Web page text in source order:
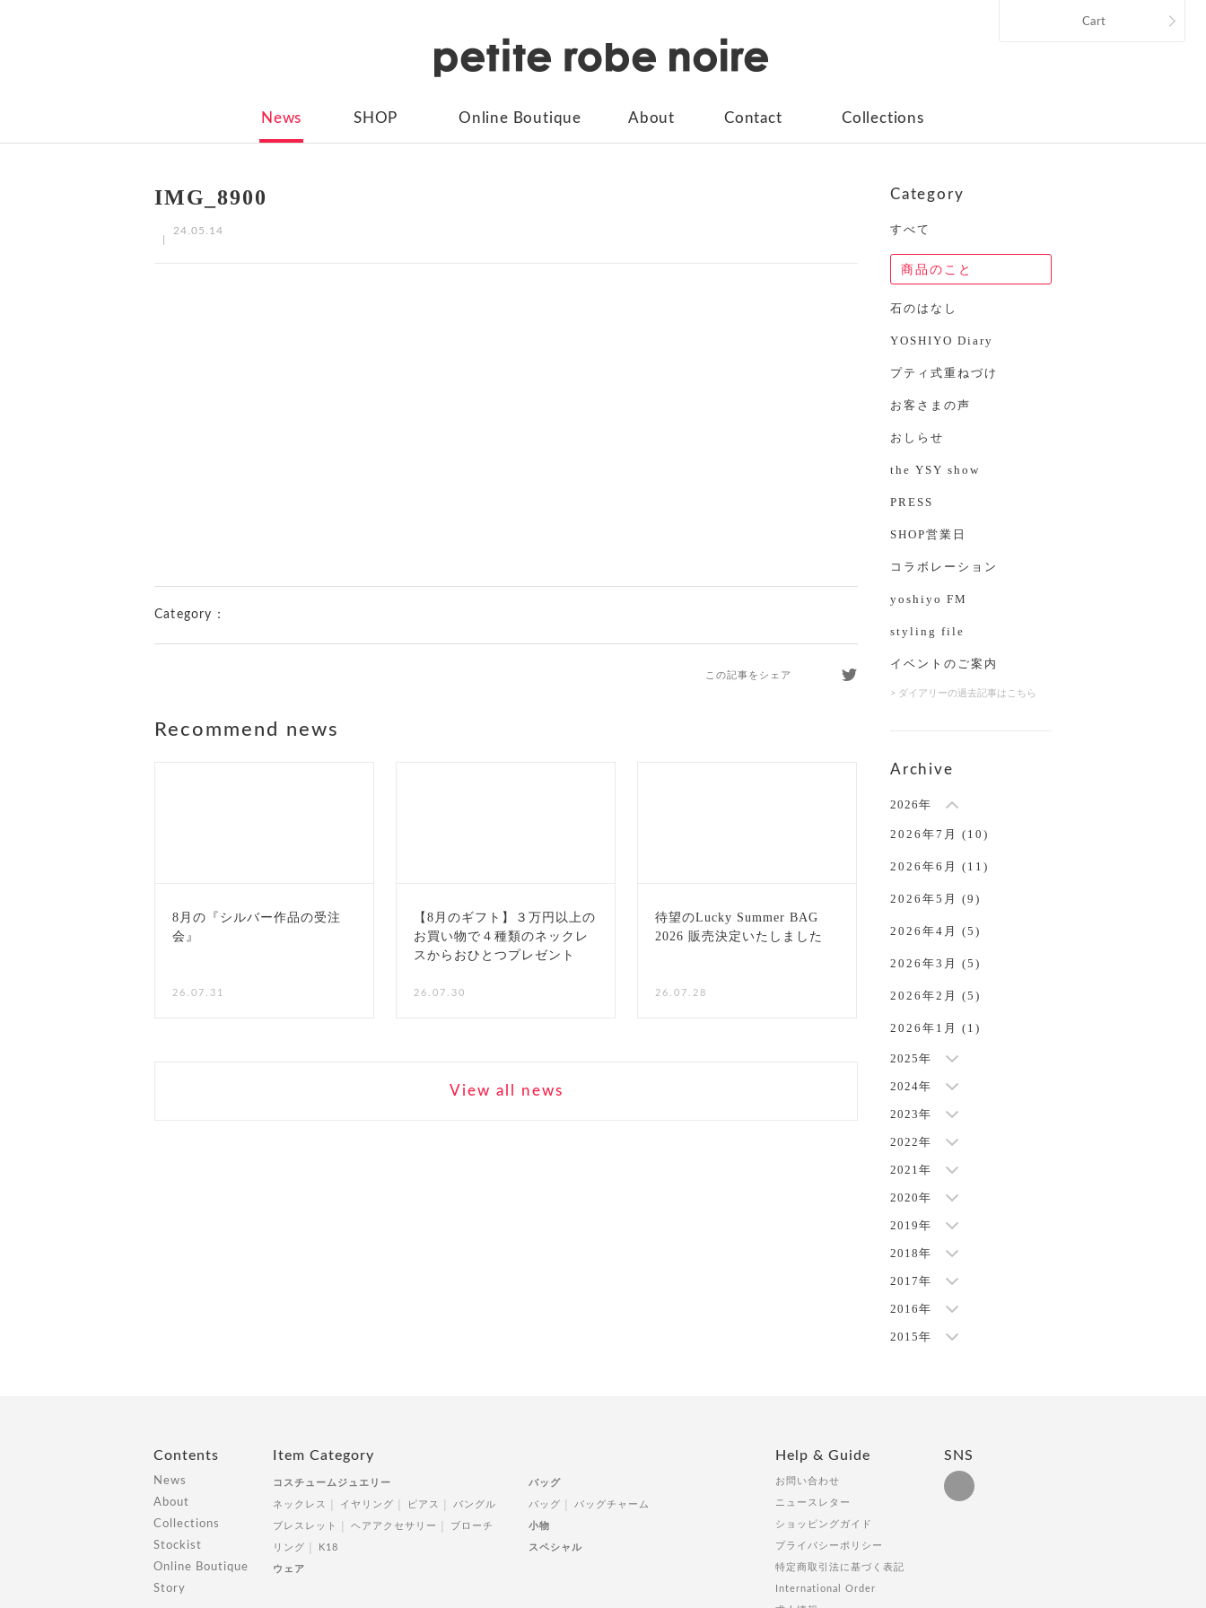
News SHOP Online Boutique About Contact Collections
Cart
IMG_8900
24.05.14
Category：
この記事をシェア
Recommend news
8月の『シルバー作品の受注
会』
26.07.31
【8月のギフト】３万円以上の
お買い物で４種類のネックレ
スからおひとつプレゼント
26.07.30
待望のLucky Summer BAG
2026 販売決定いたしました
26.07.28
View all news
Category
すべて
商品のこと
石のはなし
YOSHIYO Diary
プティ式重ねづけ
お客さまの声
おしらせ
the YSY show
PRESS
SHOP営業日
コラボレーション
yoshiyo FM
styling file
イベントのご案内
> ダイアリーの過去記事はこちら
Archive
2026年
2026年7月 (10)
2026年6月 (11)
2026年5月 (9)
2026年4月 (5)
2026年3月 (5)
2026年2月 (5)
2026年1月 (1)
2025年
2024年
2023年
2022年
2021年
2020年
2019年
2018年
2017年
2016年
2015年
Contents
News
About
Collections
Stockist
Online Boutique
Story
Item Category
コスチュームジュエリー
ネックレス イヤリング ピアス バングル
ブレスレット ヘアアクセサリー ブローチ
リング K18
ウェア
バッグ
バッグ バッグチャーム
小物
スペシャル
Help & Guide
お問い合わせ
ニュースレター
ショッピングガイド
プライバシーポリシー
特定商取引法に基づく表記
International Order
SNS